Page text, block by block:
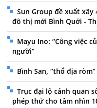
Sun Group đề xuất xây
đô thị mới Bình Quới -
Mayu Ino: “Công việc
người”
Bình San, “thổ địa
Trục đại lộ cảnh quan
phép thử cho tầm nhìn